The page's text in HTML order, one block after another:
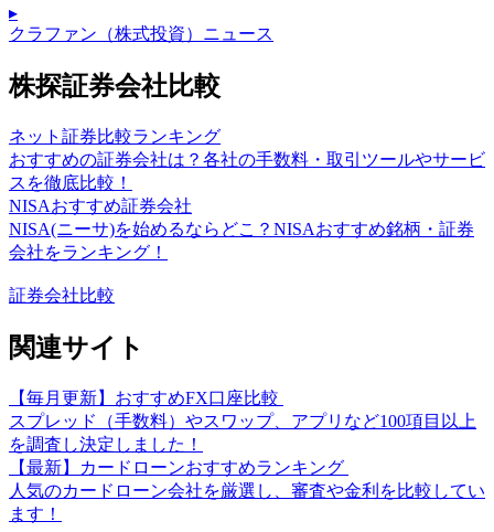
▸
クラファン（株式投資）ニュース
株探証券会社比較
ネット証券比較ランキング
おすすめの証券会社は？各社の手数料・取引ツールやサービ
スを徹底比較！
NISAおすすめ証券会社
NISA(ニーサ)を始めるならどこ？NISAおすすめ銘柄・証券
会社をランキング！
証券会社比較
関連サイト
【毎月更新】おすすめFX口座比較
スプレッド（手数料）やスワップ、アプリなど100項目以上
を調査し決定しました！
【最新】カードローンおすすめランキング
人気のカードローン会社を厳選し、審査や金利を比較してい
ます！